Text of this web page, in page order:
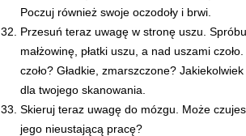
Poczuj również swoje oczodoły i brwi.
Przesuń teraz uwagę w stronę uszu.
małżowinę, płatki uszu, a nad uszami
czoło? Gładkie, zmarszczone?
dla twojego skanowania.
Skieruj teraz uwagę do mózgu. Może
jego nieustającą pracę?